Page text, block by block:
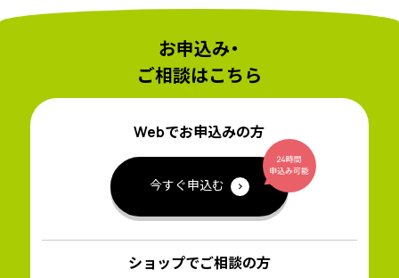
お申込み・
ご相談はこちら
Webでお申込みの方
今すぐ申込む
ショップでご相談の方